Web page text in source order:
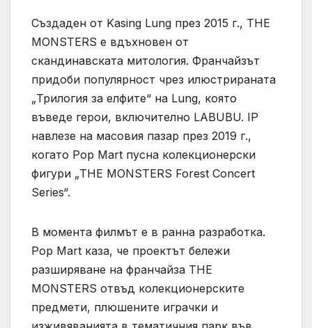
Създаден от Kasing Lung през 2015 г., THE
MONSTERS е вдъхновен от
скандинавската митология. Франчайзът
придоби популярност чрез илюстрираната
„Трилогия за елфите“ на Lung, която
въведе герои, включително LABUBU. IP
навлезе на масовия пазар през 2019 г.,
когато Pop Mart пусна колекционерски
фигури „THE MONSTERS Forest Concert
Series“.
В момента филмът е в ранна разработка.
Pop Mart каза, че проектът бележи
разширяване на франчайза THE
MONSTERS отвъд колекционерските
предмети, плюшените играчки и